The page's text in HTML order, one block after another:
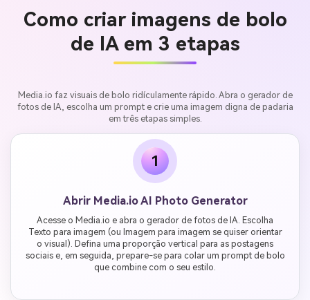
Como criar imagens de bolo
de IA em 3 etapas
Media.io faz visuais de bolo ridículamente rápido. Abra o gerador de
fotos de IA, escolha um prompt e crie uma imagem digna de padaria
em três etapas simples.
1
Abrir Media.io AI Photo Generator
Acesse o Media.io e abra o gerador de fotos de IA. Escolha
Texto para imagem (ou Imagem para imagem se quiser orientar
o visual). Defina uma proporção vertical para as postagens
sociais e, em seguida, prepare-se para colar um prompt de bolo
que combine com o seu estilo.